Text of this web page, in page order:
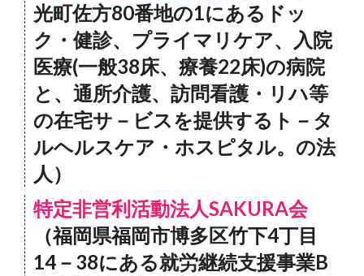
光町佐方80番地の1にあるドッ
ク・健診、プライマリケア、入院
医療(一般38床、療養22床)の病院
と、通所介護、訪問看護・リハ等
の在宅サ－ビスを提供するト－タ
ルヘルスケア・ホスピタル。の法
人）
特定非営利活動法人SAKURA会
（福岡県福岡市博多区竹下4丁目
14－38にある就労継続支援事業B